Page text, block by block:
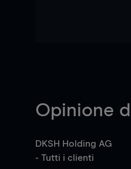
Opinione
DKSH Holding AG
- Tutti i clienti